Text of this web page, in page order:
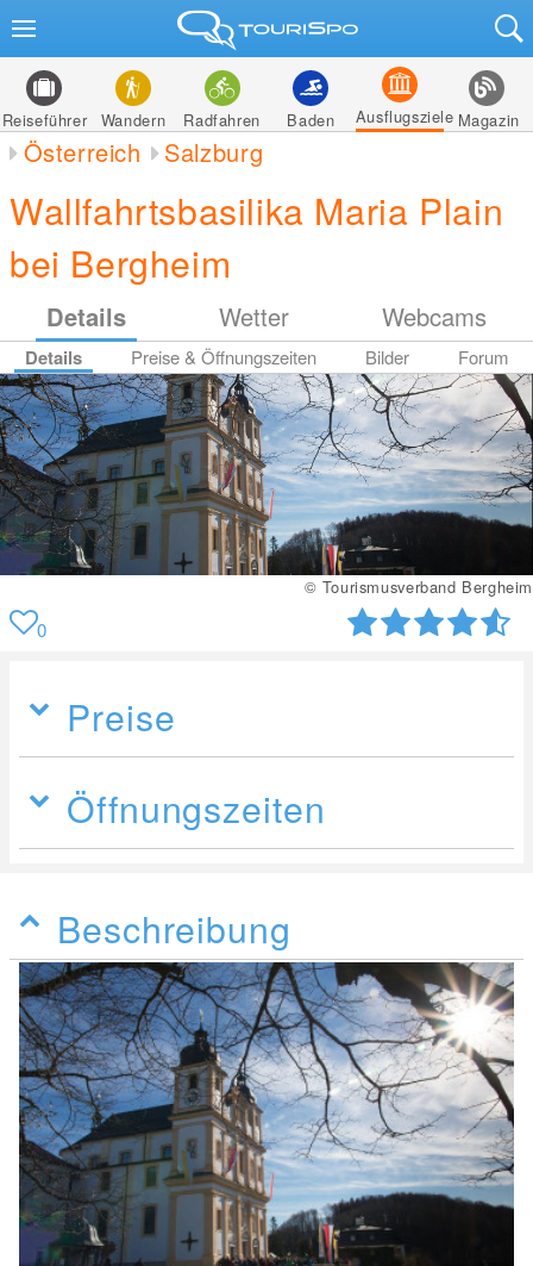
Reiseführer Wandern Radfahren Baden Ausflugsziele Magazin
Österreich Salzburg
Wallfahrtsbasilika Maria Plain
bei Bergheim
Details Wetter Webcams
Details Preise & Öffnungszeiten Bilder Forum
© Tourismusverband Bergheim
0
Preise
Öffnungszeiten
Beschreibung